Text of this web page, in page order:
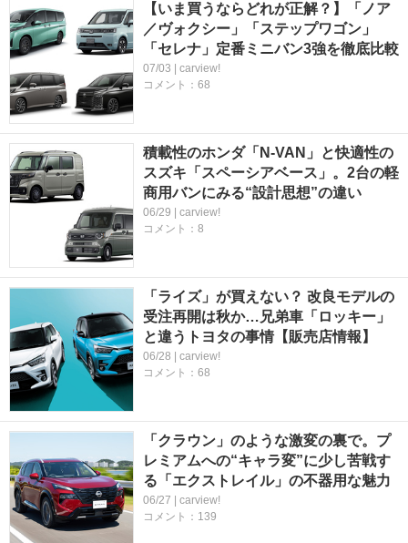
【いま買うならどれが正解？】「ノア
／ヴォクシー」「ステップワゴン」
「セレナ」定番ミニバン3強を徹底比較
07/03 | carview!
コメント：68
積載性のホンダ「N-VAN」と快適性の
スズキ「スペーシアベース」。2台の軽
商用バンにみる“設計思想”の違い
06/29 | carview!
コメント：8
「ライズ」が買えない？ 改良モデルの
受注再開は秋か…兄弟車「ロッキー」
と違うトヨタの事情【販売店情報】
06/28 | carview!
コメント：68
「クラウン」のような激変の裏で。プ
レミアムへの“キャラ変”に少し苦戦す
る「エクストレイル」の不器用な魅力
06/27 | carview!
コメント：139